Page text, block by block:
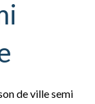
de ville semi